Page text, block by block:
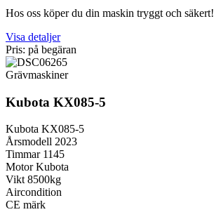
Hos oss köper du din maskin tryggt och säkert!
Visa detaljer
Pris: på begäran
Grävmaskiner
Kubota KX085-5
Kubota KX085-5
Årsmodell 2023
Timmar 1145
Motor Kubota
Vikt 8500kg
Aircondition
CE märk